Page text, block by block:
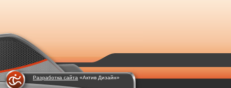
Разработка сайта «Актив Дизайн»